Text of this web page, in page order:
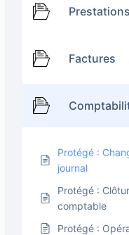
Prestations
Factures
Protégé :
journal
Protégé :
comptable
Protégé :